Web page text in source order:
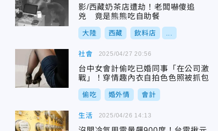
影/西藏奶茶店遭劫！老闆嚇傻追
兇 竟是熊熊吃自助餐
大陸 西藏 飲料店
社會
台中女會計偷吃已婚同事「在公司激
戰」！穿情趣內衣自拍色色照被抓包
偷吃 婚外情 會計
2025/04/27 20:56
生活 2025/04/26 14:13